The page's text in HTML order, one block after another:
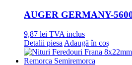
AUGER GERMANY-
9,87 lei TVA inclus
Detalii piesa Adaugă în coș